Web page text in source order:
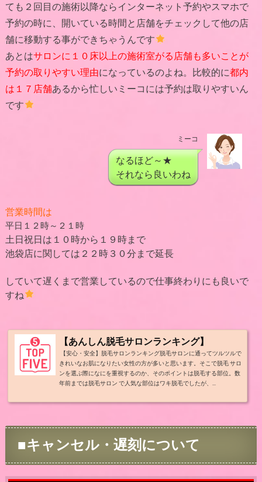
ても２回目の施術以降ならインターネット予約やスマホで
予約の時に、開いている時間と店舗をチェックして他の店
舗に移動する事ができちゃうんです
あとはサロンに１０床以上の施術室がる店舗も多いことが
予約の取りやすい理由になっているのよね。比較的に都内
は１７店舗あるから忙しいミーコには予約は取りやすいん
です
ミーコ
なるほど～★
それなら良いわね
営業時間は
平日１２時～２１時
土日祝日は１０時から１９時まで
池袋店に関しては２２時３０分まで延長
していて遅くまで営業しているので仕事終わりにも良いで
すね
【あんしん脱毛サロンランキング】
【安心・安全】脱毛サロンランキング脱毛サロンに通ってツルツルで
きれいなお肌になりたい女性の方が多いと思います。そこで脱毛 サロ
ンを選ぶ際になにを重視するのか、そのポイントは脱毛する部位。数
年前までは脱毛サロン で人気な部位はワキ脱毛でしたが、...
■キャンセル・遅刻について